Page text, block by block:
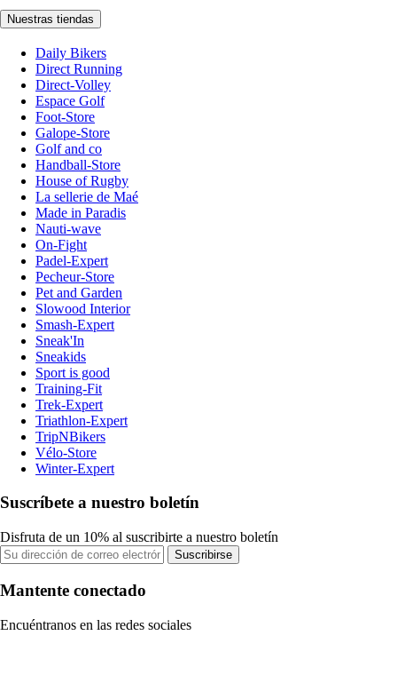
Nuestras tiendas
Daily Bikers
Direct Running
Direct-Volley
Espace Golf
Foot-Store
Galope-Store
Golf and co
Handball-Store
House of Rugby
La sellerie de Maé
Made in Paradis
Nauti-wave
On-Fight
Padel-Expert
Pecheur-Store
Pet and Garden
Slowood Interior
Smash-Expert
Sneak'In
Sneakids
Sport is good
Training-Fit
Trek-Expert
Triathlon-Expert
TripNBikers
Vélo-Store
Winter-Expert
Suscríbete a nuestro boletín
Disfruta de un 10% al suscribirte a nuestro boletín
Suscribirse
Mantente conectado
Encuéntranos en las redes sociales